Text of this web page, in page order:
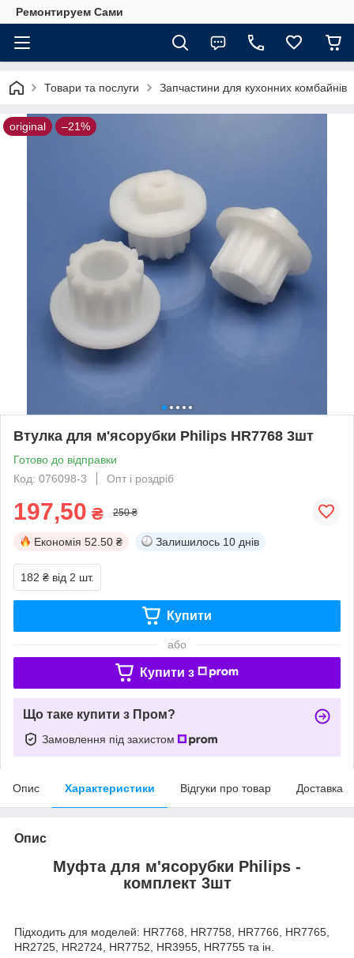
Ремонтируем Сами
Товари та послуги Запчастини для кухонних комбайнів
original –21%
Втулка для м'ясорубки Philips HR7768 3шт
Готово до відправки
Код: 076098-3
Опт і роздріб
197,50 ₴ 250 ₴
Економія 52.50 ₴ Залишилось 10 днів
182 ₴ від 2 шт.
Купити
або
Купити з
Що таке купити з Пром?
Замовлення під захистом
Опис Характеристики Відгуки про товар Доставка
Опис
Муфта для м'ясорубки Philips -
комплект 3шт
Підходить для моделей: HR7768, HR7758, HR7766, HR7765,
HR2725, HR2724, HR7752, HR3955, HR7755 та ін.